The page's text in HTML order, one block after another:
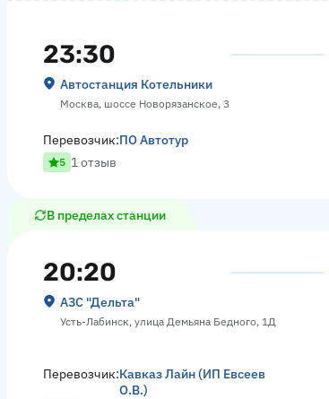
23:30
Автостанция Котельники
Москва, шоссе Новорязанское, 3
Перевозчик:ПО Автотур
5 1 отзыв
В пределах станции
20:20
АЗС "Дельта"
Усть-Лабинск, улица Демьяна Бедного, 1Д
Перевозчик:Кавказ Лайн (ИП Евсеев
О.В.)